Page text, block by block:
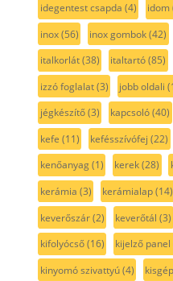
idegentest csapda (4) idom
inox(56) inox gombok(42)
italkorlát(38) italtartó(85)
izzó foglalat(3) jobb oldali
jégkészítő(3) kapcsoló(40)
kefe (11) kefésszívófej (22)
kenőanyag(1) kerek(28)
kerámia (3) kerámialap(14)
keverőszár(2) keverőtál (3)
kifolyócső(16) kijelző panel
kinyomó szivattyú(4) kisgép